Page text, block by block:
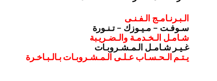
الـبـرنـامـج الـفـنـى
سـوفـت – مـيـوزك – تـنـورة
شـامـل الـخـدمـة والـضـريـبة
غـيـر شـامـل الـمـشـروبـات
يـتـم الـحـسـاب عـلـى الـمـشـروبـات بـالـبـاخـرة